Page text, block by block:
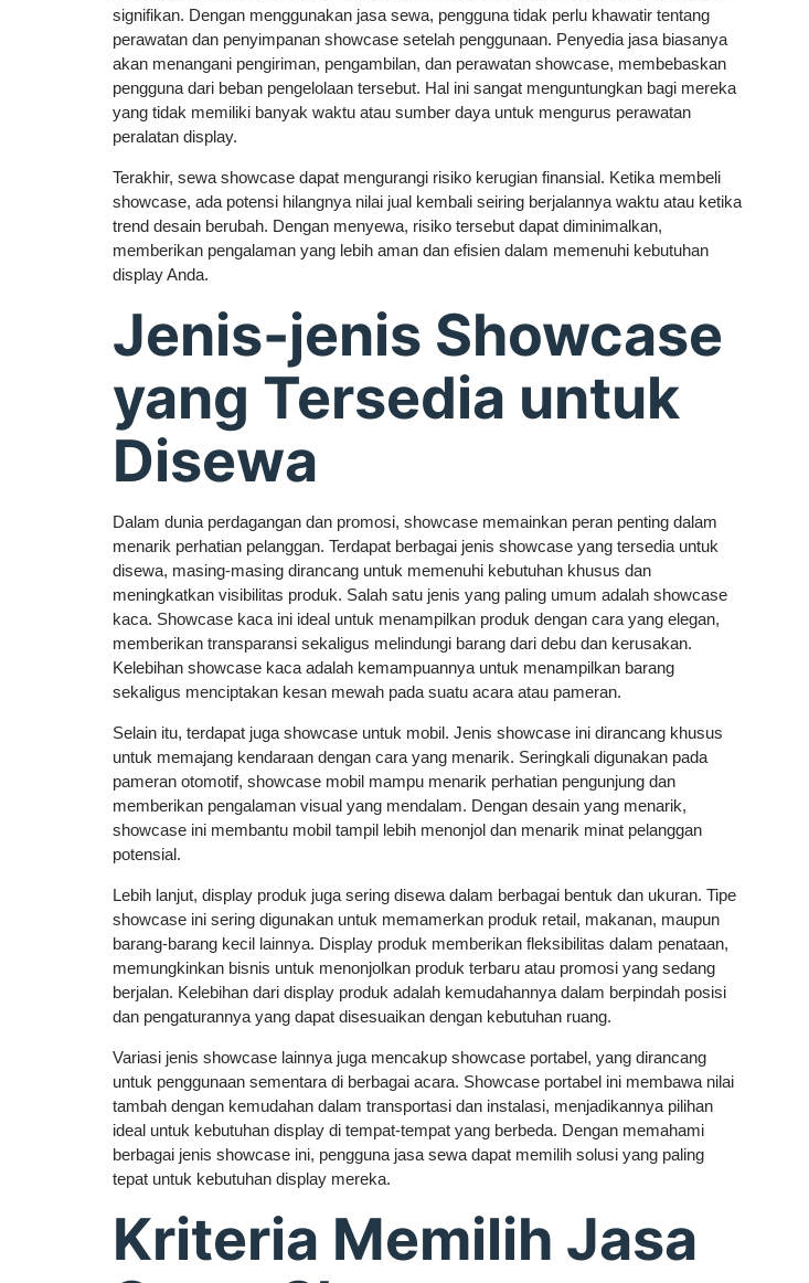
signifikan. Dengan menggunakan jasa sewa, pengguna tidak perlu khawatir tentang
perawatan dan penyimpanan showcase setelah penggunaan. Penyedia jasa biasanya
akan menangani pengiriman, pengambilan, dan perawatan showcase, membebaskan
pengguna dari beban pengelolaan tersebut. Hal ini sangat menguntungkan bagi mereka
yang tidak memiliki banyak waktu atau sumber daya untuk mengurus perawatan
peralatan display.
Terakhir, sewa showcase dapat mengurangi risiko kerugian finansial. Ketika membeli
showcase, ada potensi hilangnya nilai jual kembali seiring berjalannya waktu atau ketika
trend desain berubah. Dengan menyewa, risiko tersebut dapat diminimalkan,
memberikan pengalaman yang lebih aman dan efisien dalam memenuhi kebutuhan
display Anda.
Jenis-jenis Showcase
yang Tersedia untuk
Disewa
Dalam dunia perdagangan dan promosi, showcase memainkan peran penting dalam
menarik perhatian pelanggan. Terdapat berbagai jenis showcase yang tersedia untuk
disewa, masing-masing dirancang untuk memenuhi kebutuhan khusus dan
meningkatkan visibilitas produk. Salah satu jenis yang paling umum adalah showcase
kaca. Showcase kaca ini ideal untuk menampilkan produk dengan cara yang elegan,
memberikan transparansi sekaligus melindungi barang dari debu dan kerusakan.
Kelebihan showcase kaca adalah kemampuannya untuk menampilkan barang
sekaligus menciptakan kesan mewah pada suatu acara atau pameran.
Selain itu, terdapat juga showcase untuk mobil. Jenis showcase ini dirancang khusus
untuk memajang kendaraan dengan cara yang menarik. Seringkali digunakan pada
pameran otomotif, showcase mobil mampu menarik perhatian pengunjung dan
memberikan pengalaman visual yang mendalam. Dengan desain yang menarik,
showcase ini membantu mobil tampil lebih menonjol dan menarik minat pelanggan
potensial.
Lebih lanjut, display produk juga sering disewa dalam berbagai bentuk dan ukuran. Tipe
showcase ini sering digunakan untuk memamerkan produk retail, makanan, maupun
barang-barang kecil lainnya. Display produk memberikan fleksibilitas dalam penataan,
memungkinkan bisnis untuk menonjolkan produk terbaru atau promosi yang sedang
berjalan. Kelebihan dari display produk adalah kemudahannya dalam berpindah posisi
dan pengaturannya yang dapat disesuaikan dengan kebutuhan ruang.
Variasi jenis showcase lainnya juga mencakup showcase portabel, yang dirancang
untuk penggunaan sementara di berbagai acara. Showcase portabel ini membawa nilai
tambah dengan kemudahan dalam transportasi dan instalasi, menjadikannya pilihan
ideal untuk kebutuhan display di tempat-tempat yang berbeda. Dengan memahami
berbagai jenis showcase ini, pengguna jasa sewa dapat memilih solusi yang paling
tepat untuk kebutuhan display mereka.
Kriteria Memilih Jasa